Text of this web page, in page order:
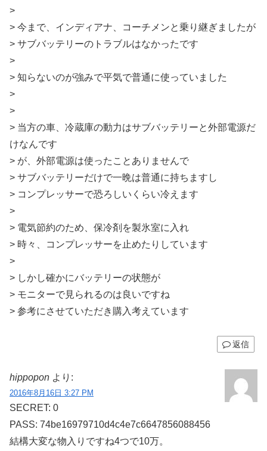
>
> 今まで、インディアナ、コーチメンと乗り継ぎましたが
> サブバッテリーのトラブルはなかったです
>
> 知らないのが強みで平気で普通に使っていました
>
>
> 当方の車、冷蔵庫の動力はサブバッテリーと外部電源だ
けなんです
> が、外部電源は使ったことありませんで
> サブバッテリーだけで一晩は普通に持ちますし
> コンプレッサーで恐ろしいくらい冷えます
>
> 電気節約のため、保冷剤を製氷室に入れ
> 時々、コンプレッサーを止めたりしています
>
> しかし確かにバッテリーの状態が
> モニターで見られるのは良いですね
> 参考にさせていただき購入考えています
返信
hippopon より:
2016年8月16日 3:27 PM
SECRET: 0
PASS: 74be16979710d4c4e7c6647856088456
結構大変な物入りですね4つで10万。